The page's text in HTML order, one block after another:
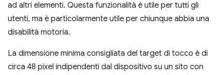
ad altri elementi. Questa funzionalità è utile per tutti gli
utenti, ma è particolarmente utile per chiunque abbia una
disabilità motoria.
La dimensione minima consigliata del target di tocco è di
circa 48 pixel indipendenti dal dispositivo su un sito con